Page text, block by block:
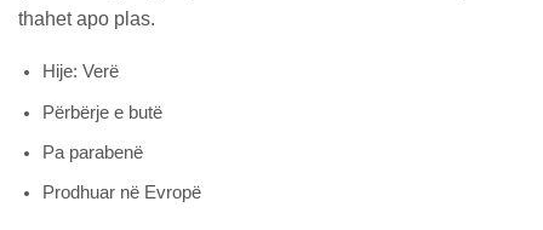
thahet apo plas.
Hije: Verë
Përbërje e butë
Pa parabenë
Prodhuar në Evropë